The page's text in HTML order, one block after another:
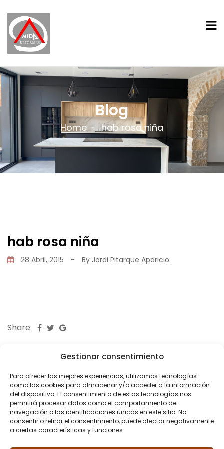
Gestionar consentimiento
Para ofrecer las mejores experiencias, utilizamos tecnologías
como las cookies para almacenar y/o acceder a la información
del dispositivo. El consentimiento de estas tecnologías nos
permitirá procesar datos como el comportamiento de
navegación o las identificaciones únicas en este sitio. No
consentir o retirar el consentimiento, puede afectar negativamente
a ciertas características y funciones.
Blog
Home hab rosa niña
hab rosa niña
28 Abril, 2015 - By Jordi Pitarque Aparicio
Share
PREVIOUS POST
Reforma piso Mitre